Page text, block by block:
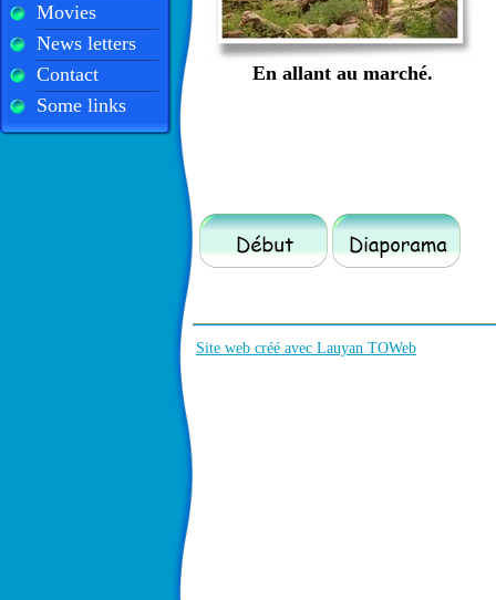
Movies
News letters
Contact
Some links
En allant au marché.
Site web créé avec Lauyan TOWeb